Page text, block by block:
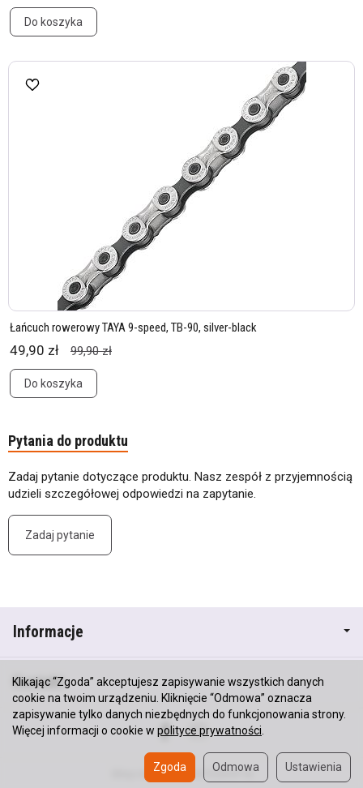
Do koszyka
Łańcuch rowerowy TAYA 9-speed, TB-90, silver-black
49,90 zł 99,90 zł
Do koszyka
Pytania do produktu
Zadaj pytanie dotyczące produktu. Nasz zespół z przyjemnością
udzieli szczegółowej odpowiedzi na zapytanie.
Zadaj pytanie
Informacje
Kontakt
Sklep internetowy SOTESHOP AI
Klikając “Zgoda” akceptujesz zapisywanie wszystkich danych
cookie na twoim urządzeniu. Kliknięcie “Odmowa” oznacza
zapisywanie tylko danych niezbędnych do funkcjonowania strony.
Więcej informacji o cookie w polityce prywatności
Ustawienia
Odmowa
Zgoda